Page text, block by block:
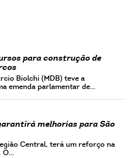
para construção de
Biolchi (MDB) teve a
emenda parlamentar de…
melhorias para São
Central, terá um reforço na
O…